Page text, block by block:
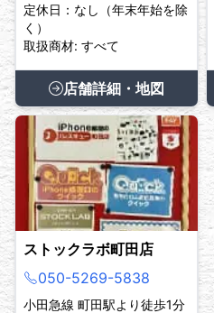
定休日：なし（年末年始を除
く）
取扱商材: すべて
店舗詳細・地図
ストックラボ町田店
050-5269-5838
小田急線 町田駅より徒歩1分